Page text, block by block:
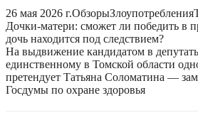
26 мая 2026 г.ОбзорыЗлоупотребления
Дочки-матери: сможет ли победить в
дочь находится под следствием?
На выдвижение кандидатом в
единственному в Томской области
претендует Татьяна Соломатина —
Госдумы по охране здоровья